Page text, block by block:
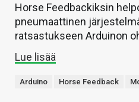
Horse Feedbackiksin
pneumaattinen
ratsastukseen Arduinon
Lue lisää
Arduino Horse Feedback